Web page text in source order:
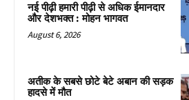
नई पीढ़ी हमारी पीढ़ी से अधिक ईमानदार
और देशभक्त : मोहन भागवत
August 6, 2026
अतीक के सबसे छोटे बेटे अबान की सड़क
हादसे में मौत